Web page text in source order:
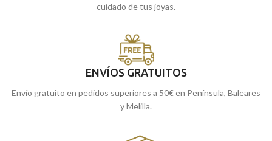
cuidado de tus joyas.
ENVÍOS GRATUITOS
Envío gratuito en pedidos superiores a 50€ en Península, Baleares
y Melilla.